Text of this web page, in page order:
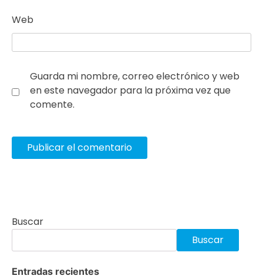
Web
Guarda mi nombre, correo electrónico y web
en este navegador para la próxima vez que
comente.
Buscar
Buscar
Entradas recientes